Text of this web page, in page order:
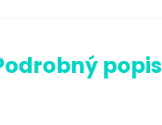
popis